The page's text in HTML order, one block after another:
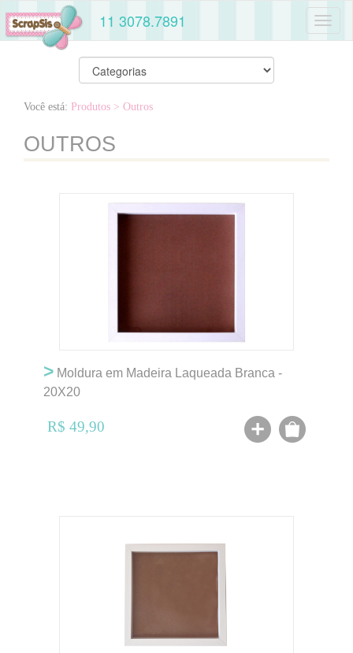
11 3078.7891
Você está: Produtos > Outros
OUTROS
> Moldura em Madeira Laqueada Branca -
20X20
R$ 49,90